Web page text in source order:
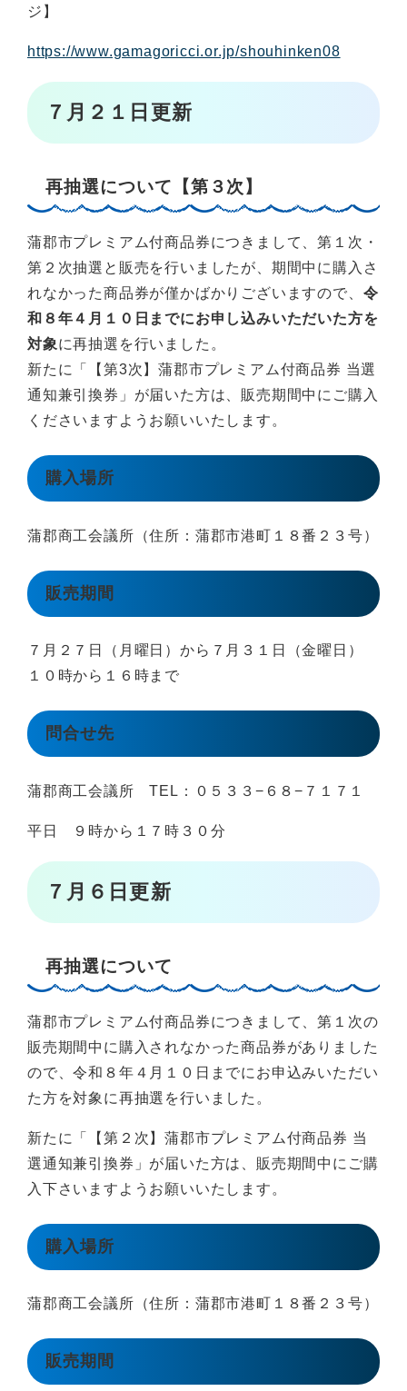
ジ】
https://www.gamagoricci.or.jp/shouhinken08
７月２１日更新
再抽選について【第３次】
蒲郡市プレミアム付商品券につきまして、第１次・
第２次抽選と販売を行いましたが、期間中に購入さ
れなかった商品券が僅かばかりございますので、 令
和８年４月１０日までにお申し込みいただいた方を
対象に再抽選を行いました。
新たに「【第3次】蒲郡市プレミアム付商品券 当選
通知兼引換券」が届いた方は、販売期間中にご購入
くださいますようお願いいたします。
購入場所
蒲郡商工会議所（住所：蒲郡市港町１８番２３号）
販売期間
７月２７日（月曜日）から７月３１日（金曜日）
１０時から１６時まで
問合せ先
蒲郡商工会議所 TEL：０５３３−６８−７１７１
平日 ９時から１７時３０分
７月６日更新
再抽選について
蒲郡市プレミアム付商品券につきまして、第１次の
販売期間中に購入されなかった商品券がありました
ので、令和８年４月１０日までにお申込みいただい
た方を対象に再抽選を行いました。
新たに「【第２次】蒲郡市プレミアム付商品券 当
選通知兼引換券」が届いた方は、販売期間中にご購
入下さいますようお願いいたします。
購入場所
蒲郡商工会議所（住所：蒲郡市港町１８番２３号）
販売期間